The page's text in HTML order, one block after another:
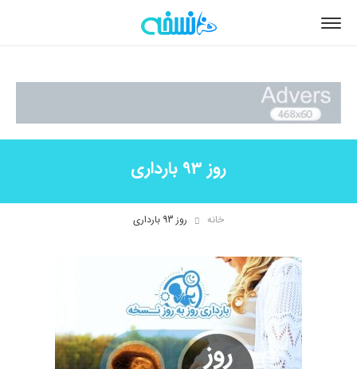
روز 93 بارداری
خانه روز 93 بارداری